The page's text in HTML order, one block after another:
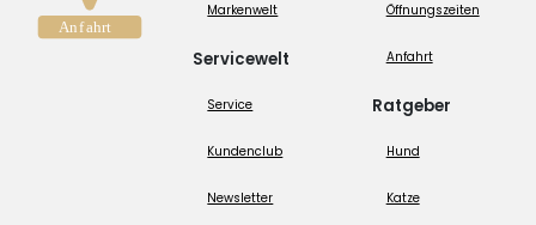
Markenwelt
Servicewelt
Service
Kundenclub
Newsletter
Öffnungszeiten
Anfahrt
Ratgeber
Hund
Katze